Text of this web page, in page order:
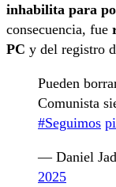
inhabilita para
consecuencia, fue
PC y del registro
Pueden
Comunista
#Seguimos
— Daniel
2025